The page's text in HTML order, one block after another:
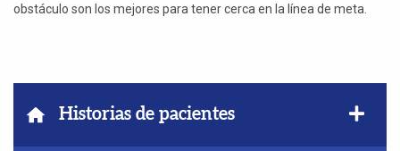
obstáculo son los mejores para tener cerca en la línea de meta.
Historias de pacientes